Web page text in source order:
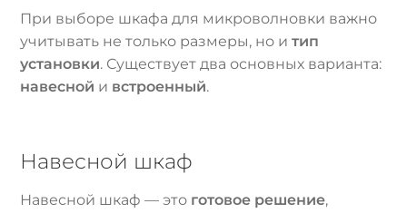
При выборе шкафа для микроволновки важно
учитывать не только размеры, но итип
установки. Существует два основных варианта:
навесной и встроенный.
Навесной шкаф
Навесной шкаф — это готовое решение,